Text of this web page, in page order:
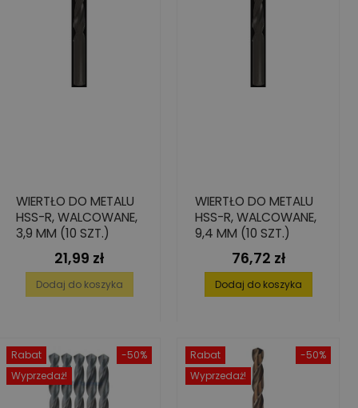
WIERTŁO DO METALU
HSS-R, WALCOWANE,
3,9 MM (10 SZT.)
Cena
21,99 zł
Dodaj do koszyka
WIERTŁO DO METALU
HSS-R, WALCOWANE,
9,4 MM (10 SZT.)
Cena
76,72 zł
Dodaj do koszyka
-50%
Rabat
Wyprzedaż!
-50%
Rabat
Wyprzedaż!